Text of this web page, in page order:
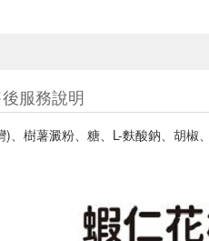
服務說明
、樹薯澱粉、糖、L-麩酸鈉、胡椒